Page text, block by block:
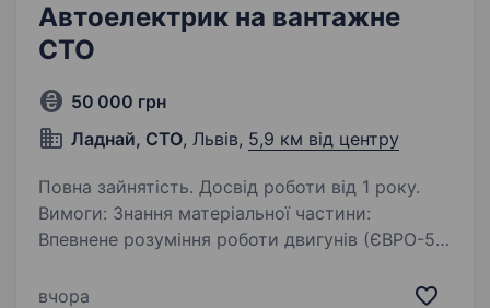
Автоелектрик на вантажне
СТО
50 000 грн
Ладнай, СТО, Львів, 5,9 км від центру
Повна зайнятість. Досвід роботи від 1 року.
Вимоги: Знання матеріальної частини:
Впевнене розуміння роботи двигунів (ЄВРО-5,
ABS/EBS, КПП та автономних обігрівачів.
вчора